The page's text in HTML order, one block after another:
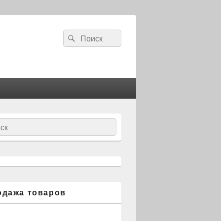
Search
for:
Search
товаров